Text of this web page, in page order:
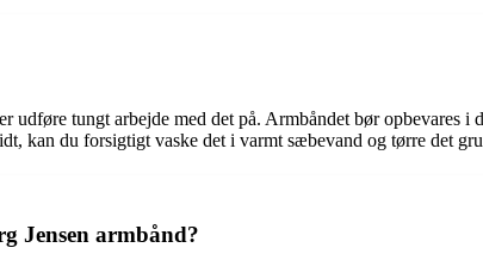
udføre tungt arbejde med det på. Armbåndet bør opbevares
kan du forsigtigt vaske det i varmt sæbevand og tørre det
Jensen armbånd?